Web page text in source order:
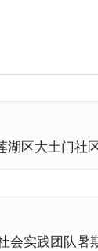
湖区大土门社
会实践团队暑